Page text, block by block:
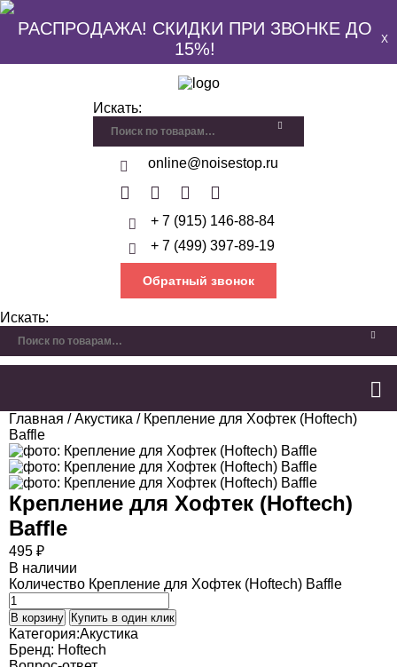
РАСПРОДАЖА! СКИДКИ ПРИ ЗВОНКЕ ДО
15%!
X
Искать:
online@noisestop.ru
+ 7 (915) 146-88-84
+ 7 (499) 397-89-19
Обратный звонок
Искать:
Главная /Акустика / Крепление для Хофтек (Hoftech)
Baffle
Крепление для Хофтек (Hoftech)
Baffle
495 ₽
В наличии
Количество Крепление для Хофтек (Hoftech) Baffle
В корзину Купить в один клик
Категория:Акустика
Бренд: Hoftech